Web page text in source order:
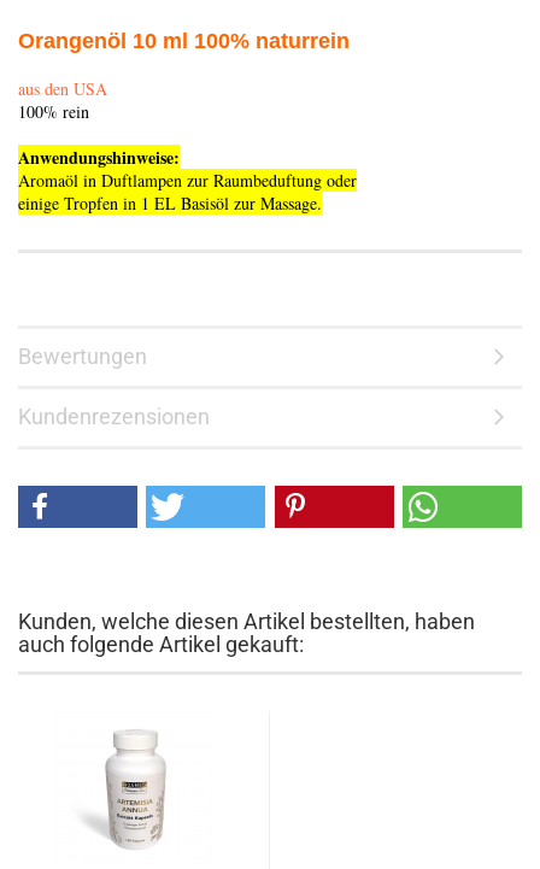
Orangenöl 10 ml 100% naturrein
aus den USA
100% rein
Anwendungshinweise:
Aromaöl in Duftlampen zur Raumbeduftung oder
einige Tropfen in 1 EL Basisöl zur Massage.
Bewertungen
Kundenrezensionen
Kunden, welche diesen Artikel bestellten, haben
auch folgende Artikel gekauft: